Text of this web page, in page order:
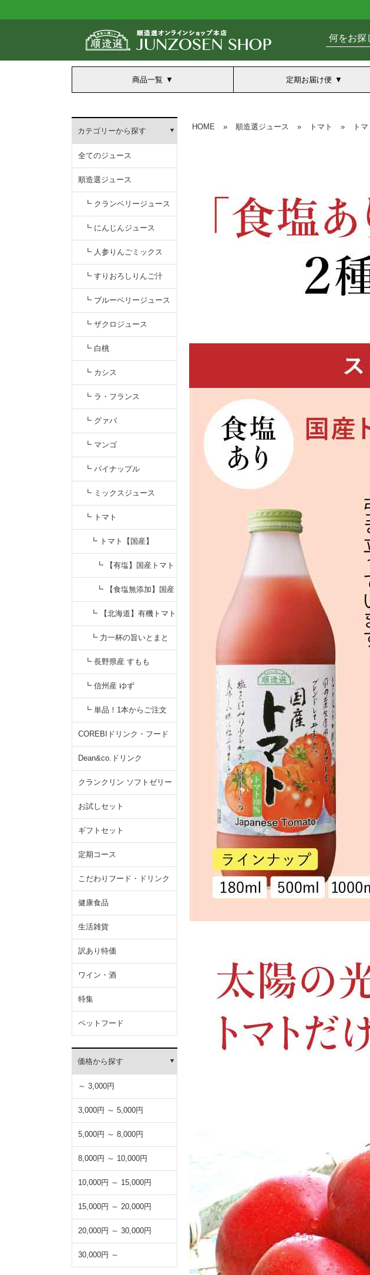
商品一覧 定期お届け便
カテゴリーから探す
全てのジュース
順造選ジュース
┗ クランベリージュース
┗ にんじんジュース
┗ 人参りんごミックス
┗ すりおろしりんご汁
┗ ブルーベリージュース
┗ ザクロジュース
┗ 白桃
┗ カシス
┗ ラ・フランス
┗ グァバ
┗ マンゴ
┗ パイナップル
┗ ミックスジュース
┗ トマト
┗ トマト【国産】
┗ 【有塩】国産トマト
┗ 【食塩無添加】国産
トマト
┗ 【北海道】有機トマト
┗ 力一杯の旨いとまと
┗ 長野県産 すもも
┗ 信州産 ゆず
┗ 単品！1本からご注文
COREBIドリンク・フード
Dean&co.ドリンク
クランクリン ソフトゼリー
お試しセット
ギフトセット
定期コース
こだわりフード・ドリンク
健康食品
生活雑貨
訳あり特価
ワイン・酒
特集
ペットフード
価格から探す
～ 3,000円
3,000円 ～ 5,000円
5,000円 ～ 8,000円
8,000円 ～ 10,000円
10,000円 ～ 15,000円
15,000円 ～ 20,000円
20,000円 ～ 30,000円
30,000円 ～
HOME » 順造選ジュース » トマト » ト